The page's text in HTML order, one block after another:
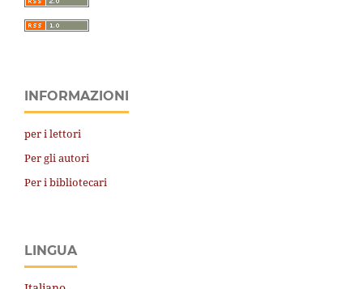
INFORMAZIONI
per i lettori
Per gli autori
Per i bibliotecari
LINGUA